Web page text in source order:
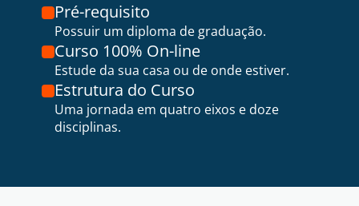
Pré-requisito
Possuir um diploma de graduação.
Curso 100% On-line
Estude da sua casa ou de onde estiver.
Estrutura do Curso
Uma jornada em quatro eixos e doze
disciplinas.